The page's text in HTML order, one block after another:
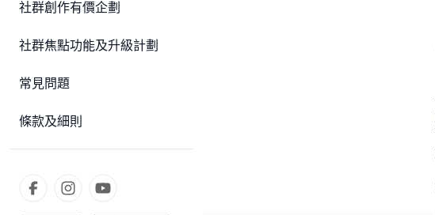
社群創作有價企劃
社群焦點功能及升級計劃
常見問題
條款及細則